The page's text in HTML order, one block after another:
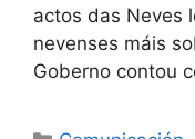
actos das Neves
nevenses máis
Goberno contou